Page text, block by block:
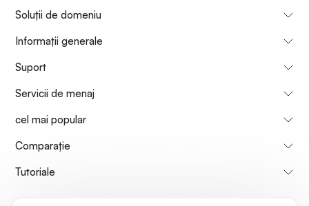
Soluții de domeniu
Informații generale
Suport
Servicii de menaj
cel mai popular
Comparaţie
Tutoriale